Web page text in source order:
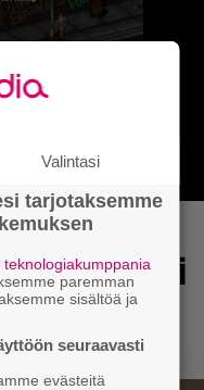
40
– hanki
Valintasi
tarjotaksemme
teknologiakumppania
paremman
sisältöä ja
seuraavasti
evästeitä